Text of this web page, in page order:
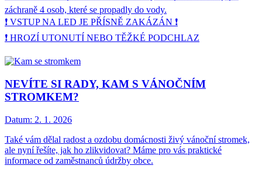
záchraně 4 osob, které se propadly do vody.
❗ VSTUP NA LED JE PŘÍSNĚ ZAKÁZÁN ❗
❗ HROZÍ UTONUTÍ NEBO TĚŽKÉ PODCHLAZ
NEVÍTE SI RADY, KAM S VÁNOČNÍM
STROMKEM?
Datum: 2. 1. 2026
Také vám dělal radost a ozdobu domácnosti živý vánoční stromek,
ale nyní řešíte, jak ho zlikvidovat? Máme pro vás praktické
informace od zaměstnanců údržby obce.